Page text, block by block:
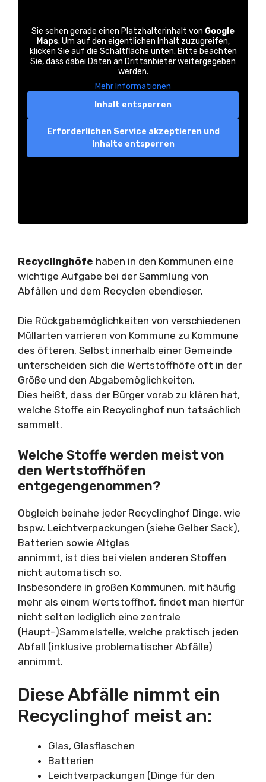
Sie sehen gerade einen Platzhalterinhalt von Google
Maps. Um auf den eigentlichen Inhalt zuzugreifen,
klicken Sie auf die Schaltfläche unten. Bitte beachten
Sie, dass dabei Daten an Drittanbieter weitergegeben
werden.
Mehr Informationen
Inhalt entsperren
Erforderlichen Service akzeptieren und
Inhalte entsperren
Recyclinghöfe haben in den Kommunen eine
wichtige Aufgabe bei der Sammlung von
Abfällen und dem Recyclen ebendieser.
Die Rückgabemöglichkeiten von verschiedenen
Müllarten varrieren von Kommune zu Kommune
des öfteren. Selbst innerhalb einer Gemeinde
unterscheiden sich die Wertstoffhöfe oft in der
Größe und den Abgabemöglichkeiten.
Dies heißt, dass der Bürger vorab zu klären hat,
welche Stoffe ein Recyclinghof nun tatsächlich
sammelt.
Welche Stoffe werden meist von
den Wertstoffhöfen
entgegengenommen?
Obgleich beinahe jeder Recyclinghof Dinge, wie
bspw. Leichtverpackungen (siehe Gelber Sack),
Batterien sowie Altglas
annimmt, ist dies bei vielen anderen Stoffen
nicht automatisch so.
Insbesondere in großen Kommunen, mit häufig
mehr als einem Wertstoffhof, findet man hierfür
nicht selten lediglich eine zentrale
(Haupt-)Sammelstelle, welche praktisch jeden
Abfall (inklusive problematischer Abfälle)
annimmt.
Diese Abfälle nimmt ein
Recyclinghof meist an:
Glas, Glasflaschen
Batterien
Leichtverpackungen (Dinge für den